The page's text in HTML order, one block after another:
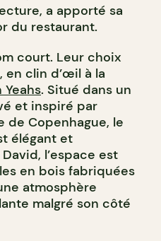
a apporté sa
du restaurant.
court. Leur choix
en clin d’œil à la
Yeahs. Situé dans un
et inspiré par
de Copenhague, le
élégant et
l’espace est
en bois fabriquées
atmosphère
malgré son côté